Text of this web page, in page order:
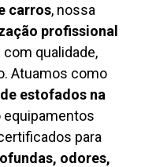
carros, nossa
profissional
com qualidade,
Atuamos como
estofados na
equipamentos
para
odores,